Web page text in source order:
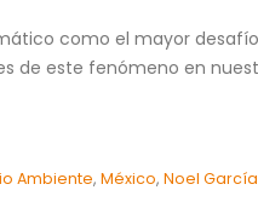
como el mayor
de este fenómeno en
Ambiente, México, Noel